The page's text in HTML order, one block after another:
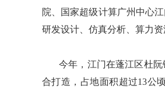
院、国家超级计算广州中心
研发设计、仿真分析、算力
今年，江门在蓬江区杜阮
合打造，占地面积超过13公